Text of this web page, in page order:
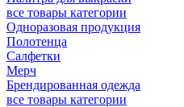
все товары категории
Одноразовая продукция
Полотенца
Салфетки
Мерч
Брендированная одежда
все товары категории